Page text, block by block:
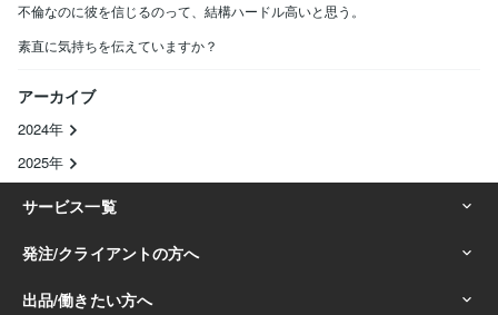
不倫なのに彼を信じるのって、結構ハードル高いと思う。
素直に気持ちを伝えていますか？
アーカイブ
2024年
2025年